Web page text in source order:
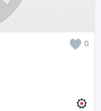
0